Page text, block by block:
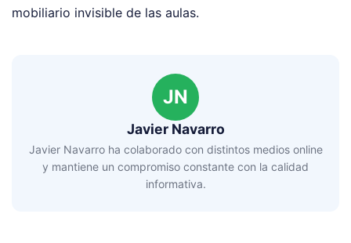
mobiliario invisible de las aulas.
JN
Javier Navarro
Javier Navarro ha colaborado con distintos medios online
y mantiene un compromiso constante con la calidad
informativa.